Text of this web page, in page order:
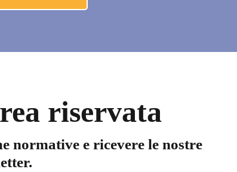
riservata
normative e ricevere le nostre